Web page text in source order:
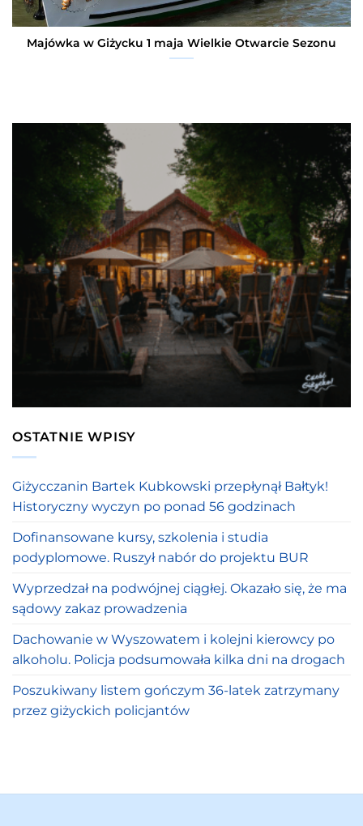
Majówka w Giżycku 1 maja Wielkie Otwarcie Sezonu
OSTATNIE WPISY
Giżycczanin Bartek Kubkowski przepłynął Bałtyk!
Historyczny wyczyn po ponad 56 godzinach
Dofinansowane kursy, szkolenia i studia
podyplomowe. Ruszył nabór do projektu BUR
Wyprzedzał na podwójnej ciągłej. Okazało się, że ma
sądowy zakaz prowadzenia
Dachowanie w Wyszowatem i kolejni kierowcy po
alkoholu. Policja podsumowała kilka dni na drogach
Poszukiwany listem gończym 36-latek zatrzymany
przez giżyckich policjantów